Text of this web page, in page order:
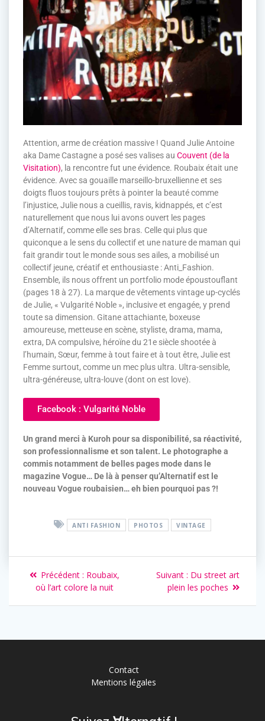
Attention, arme de création massive ! Quand Julie Antoine
aka Dame Castagne a posé ses valises au Couvent (de la
Visitation), la rencontre fut une évidence. Roubaix était une
évidence. Avec sa gouaille marseillo-bruxellienne et ses
doigts fluos toujours prêts à pointer la beauté comme
l’injustice, Julie nous a cueillis, ravis, kidnappés, et c’est
naturellement que nous lui avons ouvert les pages
d’Alternatif, comme elle ses bras. Celle qui plus que
quiconque a le sens du collectif et une nature de maman qui
fait grandir tout le monde sous ses ailes, a mobilisé un
collectif jeune, créatif et enthousiaste : Anti_Fashion.
Ensemble, ils nous offrent un portfolio mode époustouflant
(pages 18 à 27). La marque de vêtements vintage up-cyclés
de Julie, « Vulgarité Noble », inclusive et engagée, y prend
toute sa dimension. Gitane attachiante, boxeuse
amoureuse, metteuse en scène, styliste, drama, mama,
extra, DA compulsive, héroïne du 21e siècle shootée à
l’humain, Sœur, femme à tout faire et à tout être, Julie est
Femme surtout, comme un mec plus ultra. Ultra-sensible,
ultra-généreuse, ultra-louve (dont on est love).
Facebook : Vulgarité Noble
Un grand merci à Kuroh pour sa disponibilité, sa réactivité,
son professionnalisme et son talent. Le photographe a
commis notamment de belles pages mode dans le
magazine Vogue… De là à penser qu’Alternatif est le
nouveau Vogue roubaisien… eh bien pourquoi pas ?!
ANTI FASHION PHOTOS VINTAGE
Précédent : Roubaix,
où l’art colore la nuit
Suivant : Du street art
plein les poches
Contact
Mentions légales